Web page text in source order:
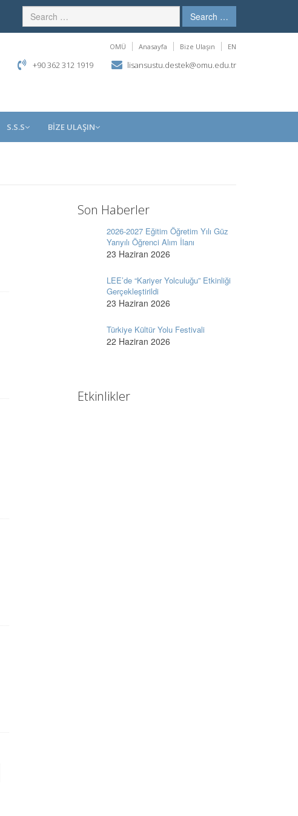
Search …
OMÜ Anasayfa Bize Ulaşın EN
+90 362 312 1919 lisansustu.destek@omu.edu.tr
S.S.S BİZE ULAŞIN
Son Haberler
2026-2027 Eğitim Öğretim Yılı Güz
Yarıyılı Öğrenci Alım İlanı
23 Haziran 2026
LEE’de “Kariyer Yolculuğu” Etkinliği
Gerçekleştirildi
23 Haziran 2026
Türkiye Kültür Yolu Festivali
22 Haziran 2026
Etkinlikler